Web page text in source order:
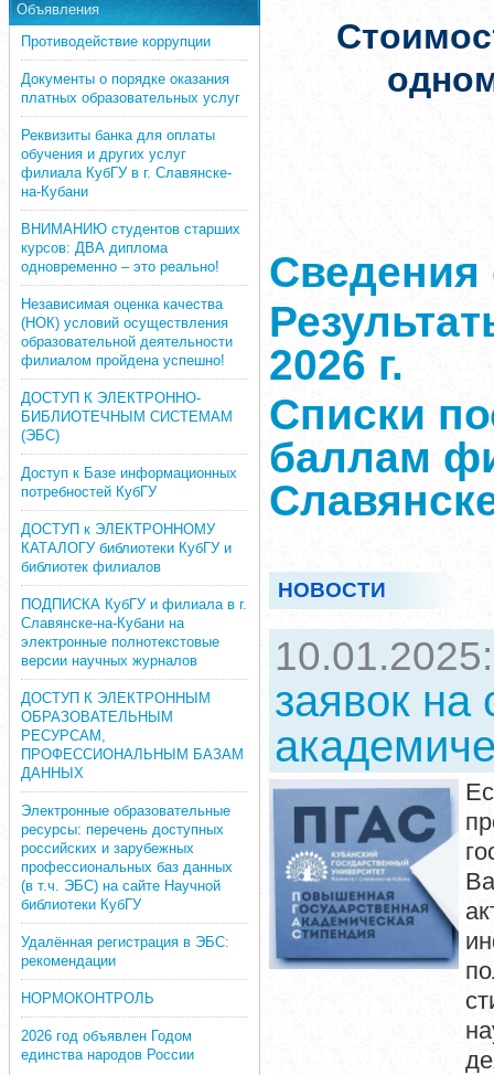
Объявления
Противодействие коррупции
Документы о порядке оказания
платных образовательных услуг
Реквизиты банка для оплаты
обучения и других услуг
филиала КубГУ в г. Славянске-
на-Кубани
ВНИМАНИЮ студентов старших
курсов: ДВА диплома
одновременно – это реально!
Независимая оценка качества
(НОК) условий осуществления
образовательной деятельности
филиалом пройдена успешно!
ДОСТУП К ЭЛЕКТРОННО-
БИБЛИОТЕЧНЫМ СИСТЕМАМ
(ЭБС)
Доступ к Базе информационных
потребностей КубГУ
ДОСТУП к ЭЛЕКТРОННОМУ
КАТАЛОГУ библиотеки КубГУ и
библиотек филиалов
ПОДПИСКА КубГУ и филиала в г.
Славянске-на-Кубани на
электронные полнотекстовые
версии научных журналов
ДОСТУП К ЭЛЕКТРОННЫМ
ОБРАЗОВАТЕЛЬНЫМ
РЕСУРСАМ,
ПРОФЕССИОНАЛЬНЫМ БАЗАМ
ДАННЫХ
Электронные образовательные
ресурсы: перечень доступных
российских и зарубежных
профессиональных баз данных
(в т.ч. ЭБС) на сайте Научной
библиотеки КубГУ
Удалённая регистрация в ЭБС:
рекомендации
НОРМОКОНТРОЛЬ
2026 год объявлен Годом
единства народов России
Сведения
2026 г.
Списки
баллам
НОВОСТИ
заявок